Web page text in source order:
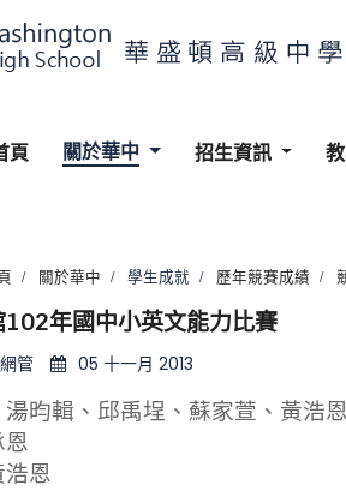
頁 關於華中 招生資訊
關於華中 學生成就 歷年競賽成績
年國中小英文能力比賽
管 05 十一月 2013
昀輯、邱禹埕、蘇家萱、黃浩
恩